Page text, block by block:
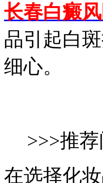
长春白癜
品引起白
细心。
>>>推荐
在选择化